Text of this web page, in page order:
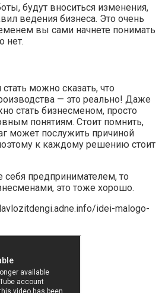
будут вноситься изменения,
ведения бизнеса. Это очень
вы сами начнете понимать
нет.
можно сказать, что
— это реально! Даже
стать бизнесменом, просто
понятиям. Стоит помнить,
может послужить причиной
к каждому решению стоит
себя предпринимателем, то
это тоже хорошо.
idei-malogo-